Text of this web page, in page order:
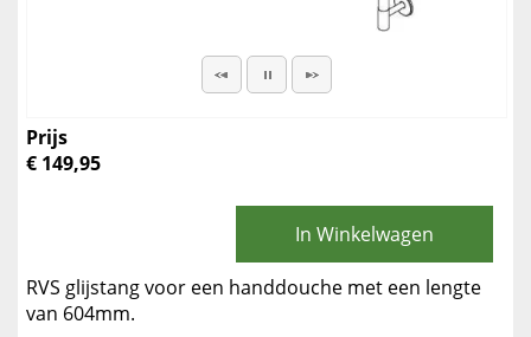
Prijs
€ 149,95
In Winkelwagen
RVS glijstang voor een handdouche met een lengte
van 604mm.